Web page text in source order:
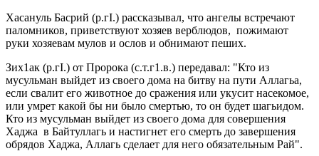
Хасануль Басрий (р.гI.) рассказывал, что ангелы встречают
паломников, приветствуют хозяев верблюдов, пожимают
руки хозяевам мулов и ослов и обнимают пеших.
Зих1ак (р.гI.) от Пророка (с.т.г1.в.) передавал: "Кто из
мусульман выйдет из своего дома на битву на пути Аллагьа,
если свалит его животное до сражения или укусит насекомое,
или умрет какой бы ни было смертью, то он будет шагьидом.
Кто из мусульман выйдет из своего дома для совершения
Хаджа в Байтуллагь и настигнет его смерть до завершения
обрядов Хаджа, Аллагь сделает для него обязательным Рай".